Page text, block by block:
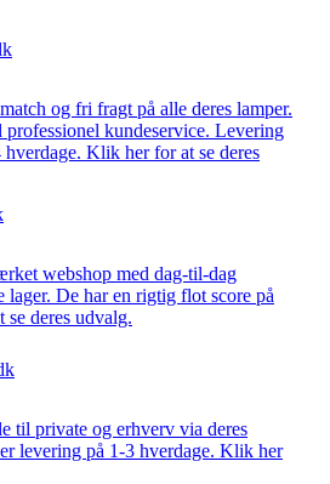
og fri fragt på alle deres lamper.
professionel kundeservice. Levering
Klik her for at se deres
webshop med dag-til-dag
lager. De har en rigtig flot score på
deres udvalg.
til private og erhverv via deres
levering på 1-3 hverdage. Klik her